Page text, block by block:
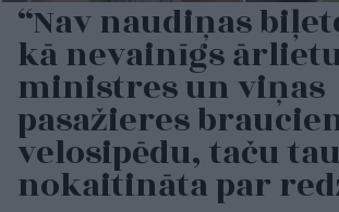
“Nav naudiņas
kā nevainīgs
ministres un viņas
pasažieres
velosipēdu, taču
nokaitināta par